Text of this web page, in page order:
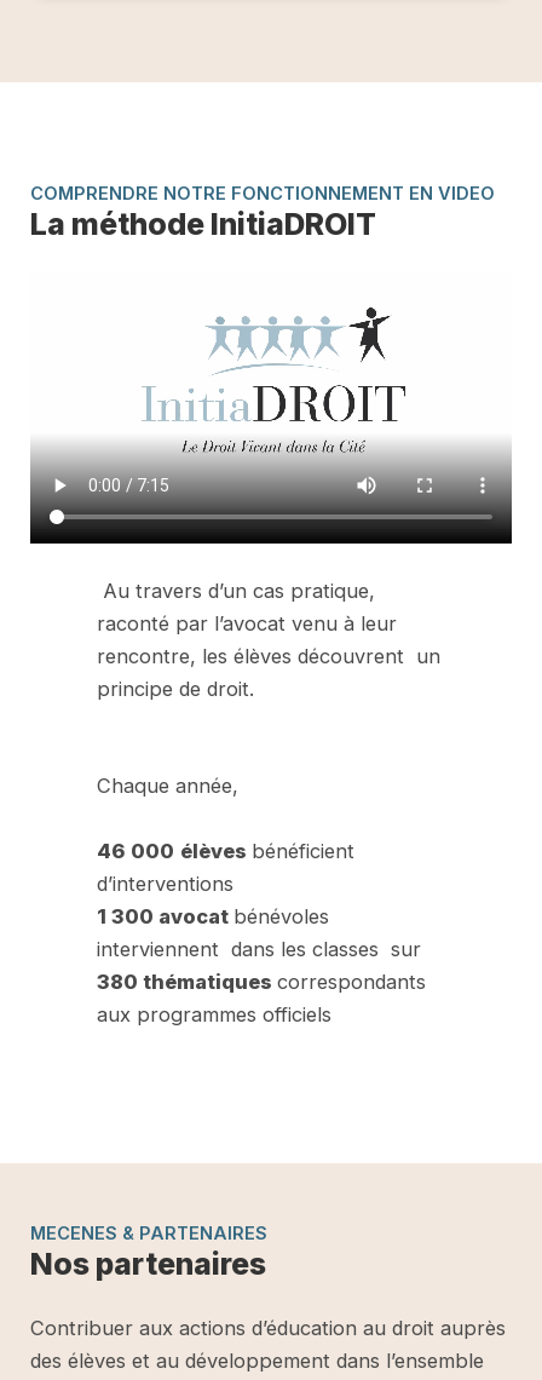
COMPRENDRE NOTRE FONCTIONNEMENT EN VIDEO
La méthode InitiaDROIT
Au travers d’un cas pratique,
raconté par l’avocat venu à leur
rencontre, les élèves découvrent un
principe de droit.
Chaque année,
46 000 élèves bénéficient
d’interventions
1 300 avocat bénévoles
interviennent dans les classes sur
380 thématiquescorrespondants
aux programmes officiels
MECENES & PARTENAIRES
Nos partenaires
Contribuer aux actions d’éducation au droit auprès
des élèves et au développement dans l’ensemble